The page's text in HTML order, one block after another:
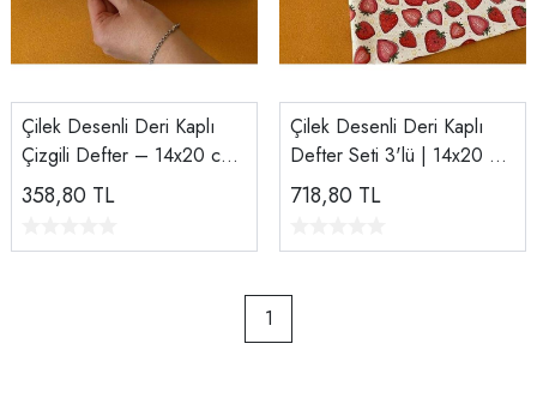
Çilek Desenli Deri Kaplı
Çizgili Defter – 14x20 cm |
168 Yaprak
358,80 TL
Çilek Desenli Deri Kaplı
Defter Seti 3'lü | 14x20 cm
Çizgili Defter, Bozuk Para
Cüzdanı, Makyaj Çantası
718,80 TL
1